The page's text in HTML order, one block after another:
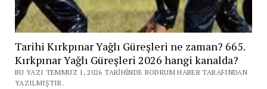
Tarihi Kırkpınar Yağlı Güreşleri ne zaman? 665.
Kırkpınar Yağlı Güreşleri 2026 hangi kanalda?
BU YAZI TEMMUZ 1, 2026 TARIHINDE BODRUM HABER TARAFINDAN
YAZILMIŞTIR.